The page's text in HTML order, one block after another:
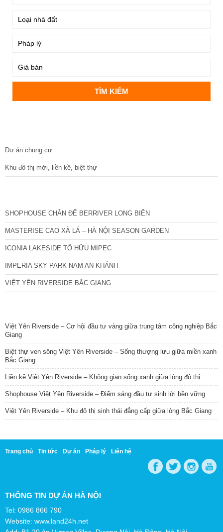
Dự án chung cư
Khu đô thị mới, liền kề, biệt thự
SHOPHOUSE CHÂN ĐẾ BERRIVER LONG BIÊN
MASTERISE CAO XÀ LÁ – HÀ NỘI SEASON GARDEN
ICONIA LAKESIDE TỐ HỮU MIPEC
IMPERIA SKY PARK NAM AN KHÁNH
VIỆT YÊN RIVERSIDE BẮC GIANG
Việt Yên Riverside – Cơ hội đầu tư vàng giữa trung tâm công nghiệp Bắc
Giang
Biệt thự ven sông Việt Yên Riverside – Sống thượng lưu giữa miền xanh
Bắc Giang
Liền kề Việt Yên Riverside – Không gian sống xanh giữa lòng đô thị
Shophouse Việt Yên Riverside – Điểm sáng đầu tư sinh lời bền vững
Việt Yên Riverside – Khu đô thị sinh thái đẳng cấp giữa lòng Bắc Giang
Trang chủ Tin tức Dự án Pháp lý Liên hệ
THÔNG TIN DỰ ÁN HÀ NỘI
Tel: 0986 866 790
Website: www.land24h.net